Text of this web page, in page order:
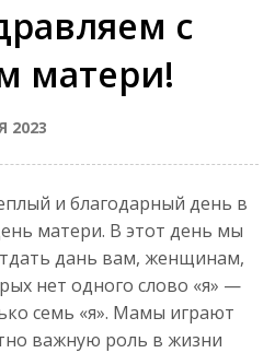
с
матери!
2023
и благодарный день в
матери. В этот день мы
дань вам, женщинам,
нет одного слово «я» —
семь «я». Мамы играют
важную роль в жизни